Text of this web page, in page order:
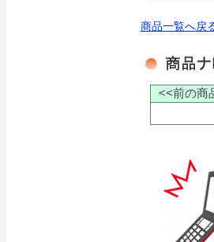
商品一覧へ戻
<<前の商